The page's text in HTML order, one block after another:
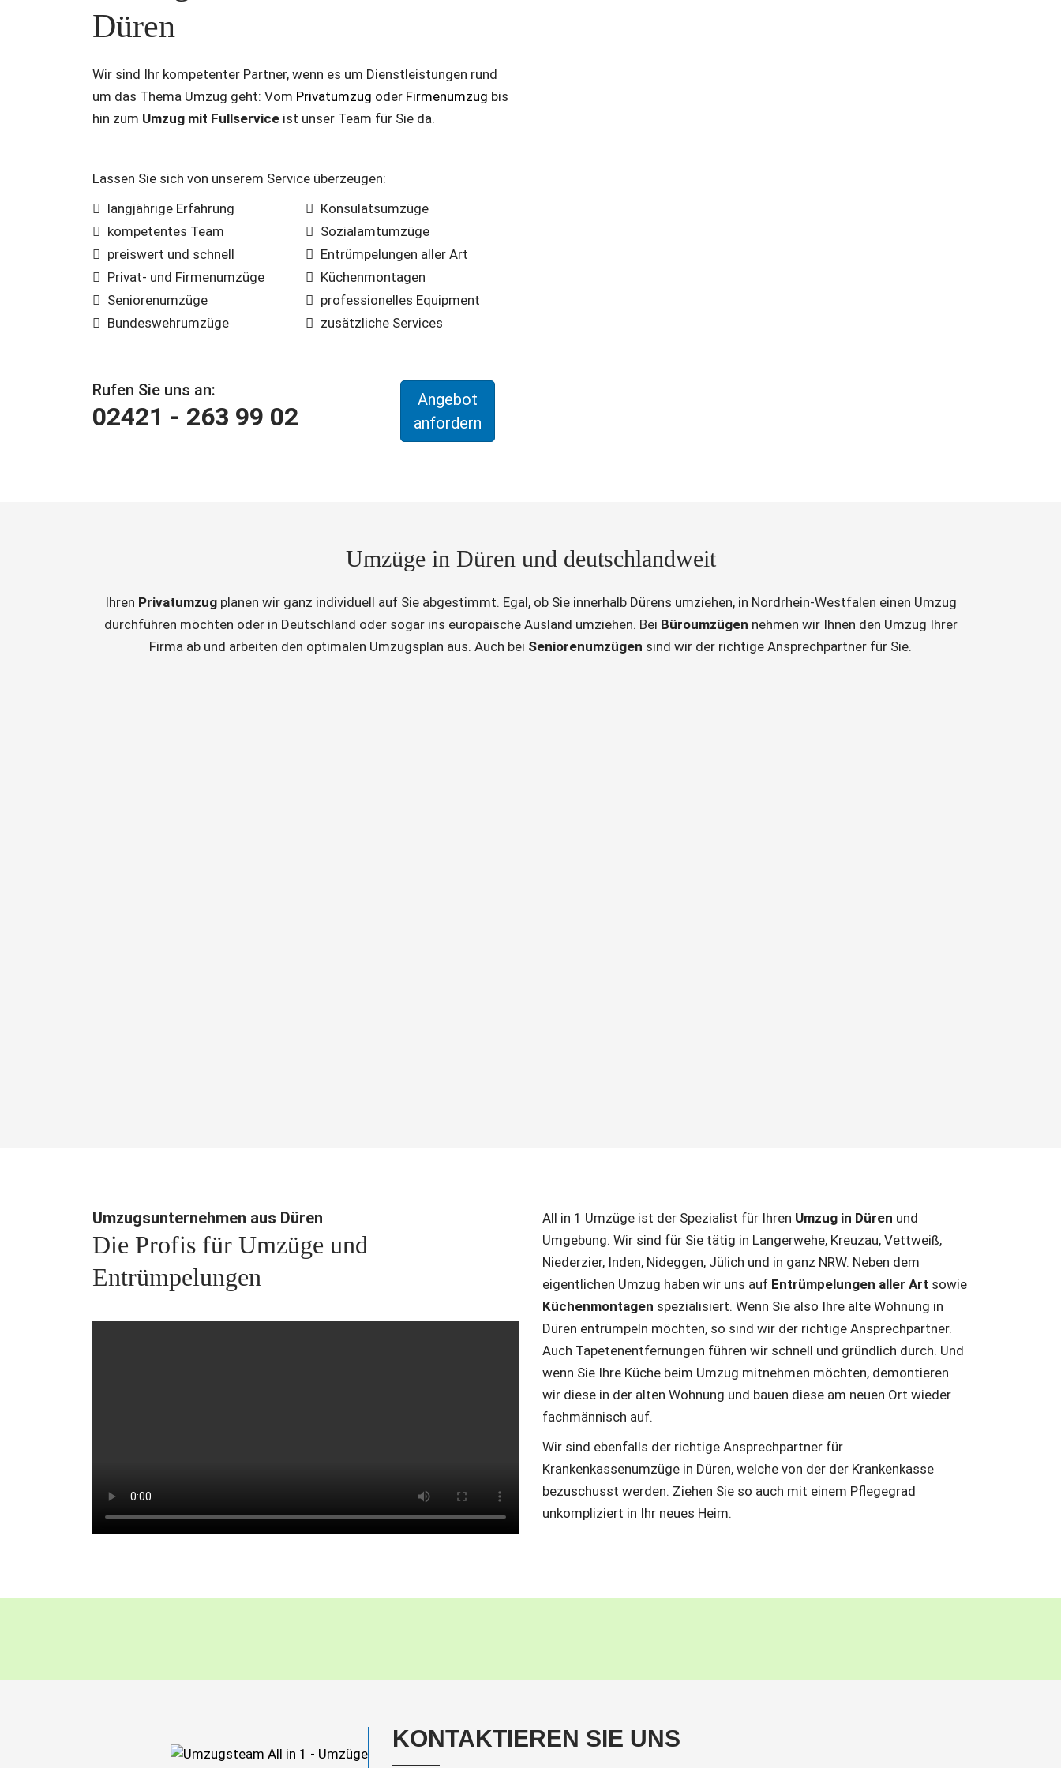
Düren
Wir sind Ihr kompetenter Partner, wenn es um Dienstleistungen rund
um das Thema Umzug geht: Vom Privatumzug oder Firmenumzug bis
hin zum Umzug mit Fullservice ist unser Team für Sie da.
Lassen Sie sich von unserem Service überzeugen:
langjährige Erfahrung
kompetentes Team
preiswert und schnell
Privat- und Firmenumzüge
Seniorenumzüge
Bundeswehrumzüge
Konsulatsumzüge
Sozialamtumzüge
Entrümpelungen aller Art
Küchenmontagen
professionelles Equipment
zusätzliche Services
Rufen Sie uns an:
02421 - 263 99 02
Angebot
anfordern
Umzüge in Düren und deutschlandweit
Ihren Privatumzug planen wir ganz individuell auf Sie abgestimmt. Egal, ob Sie innerhalb Dürens umziehen, in Nordrhein-Westfalen einen Umzug
durchführen möchten oder in Deutschland oder sogar ins europäische Ausland umziehen. Bei Büroumzügen nehmen wir Ihnen den Umzug Ihrer
Firma ab und arbeiten den optimalen Umzugsplan aus. Auch bei Seniorenumzügen sind wir der richtige Ansprechpartner für Sie.
Umzugsunternehmen aus Düren
Die Profis für Umzüge und
Entrümpelungen
All in 1 Umzüge ist der Spezialist für Ihren Umzug in Düren und
Umgebung. Wir sind für Sie tätig in Langerwehe, Kreuzau, Vettweiß,
Niederzier, Inden, Nideggen, Jülich und in ganz NRW. Neben dem
eigentlichen Umzug haben wir uns auf Entrümpelungen aller Art sowie
Küchenmontagen spezialisiert. Wenn Sie also Ihre alte Wohnung in
Düren entrümpeln möchten, so sind wir der richtige Ansprechpartner.
Auch Tapetenentfernungen führen wir schnell und gründlich durch. Und
wenn Sie Ihre Küche beim Umzug mitnehmen möchten, demontieren
wir diese in der alten Wohnung und bauen diese am neuen Ort wieder
fachmännisch auf.
Wir sind ebenfalls der richtige Ansprechpartner für
Krankenkassenumzüge in Düren, welche von der der Krankenkasse
bezuschusst werden. Ziehen Sie so auch mit einem Pflegegrad
unkompliziert in Ihr neues Heim.
KONTAKTIEREN SIE UNS